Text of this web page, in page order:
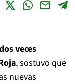
veces
, sostuvo que
nuevas